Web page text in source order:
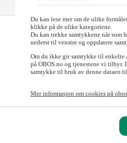
Du kan lese mer om de ulike
klikke på de ulike kategoriene.
Du kan trekke samtykkene når som
nederst til venstre og oppdatere
Om du ikke gir samtykke til enkelte
på OBOS.no og tjenestene vi tilbyr.
samtykke til bruk av denne dataen
Mer informasjon om cookies på